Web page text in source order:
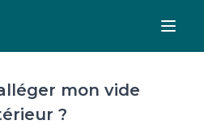
mon vide
?